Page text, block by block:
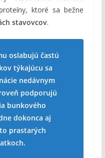
ktoré sa bežne
stavovcov.
oslabujú častú
týkajúcu sa
nedávnym
podporujú
bunkového
dokonca aj
prastarých